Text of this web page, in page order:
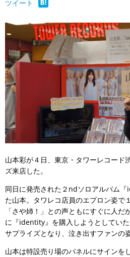
ツイート
山本彩が４日、東京・タワーレコード
ズ来店した。
同日に発売された２ndソロアルバム
た山本。タワレコ店員のエプロン姿で
「さや姉！」との声ともにすぐに人
に『identity』を購入しようとしてい
サプライズとなり、泣き出すファンの姿
山本は特設売り場のパネルにサイン